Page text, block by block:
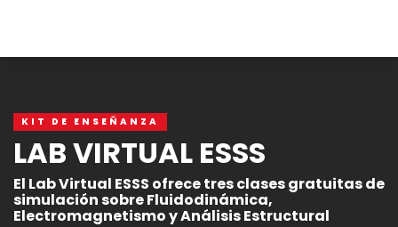
KIT DE ENSEÑANZA
LAB VIRTUAL ESSS
El Lab Virtual ESSS ofrece tres clases gratuitas de
simulación sobre Fluidodinámica,
Electromagnetismo y Análisis Estructural